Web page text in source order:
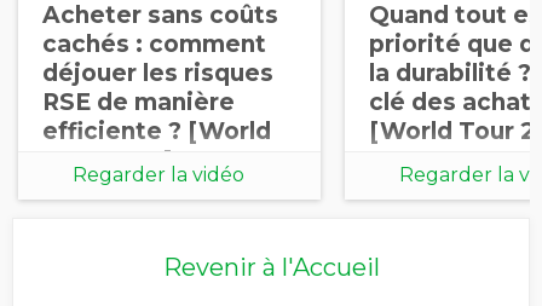
Acheter sans coûts
cachés : comment
déjouer les risques
RSE de manière
efficiente ? [World
Tour 2025]
Regarder la vidéo
Quand tout
priorité que
la durabilité ?
clé des
[World Tour
Regarder la
Revenir à l'Accueil